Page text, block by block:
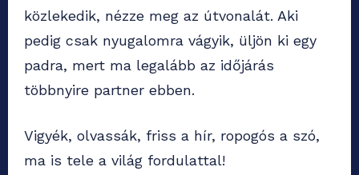
közlekedik, nézze meg az útvonalát. Aki
pedig csak nyugalomra vágyik, üljön ki egy
padra, mert ma legalább az időjárás
többnyire partner ebben.
Vigyék, olvassák, friss a hír, ropogós a szó,
ma is tele a világ fordulattal!